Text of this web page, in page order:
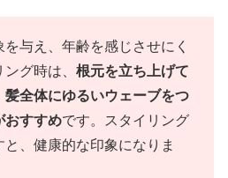
与え、年齢を感じさせにく
グ時は、 根元を立ち上げて
全体にゆるいウェーブをつ
おすすめです。スタイリング
、健康的な印象になりま